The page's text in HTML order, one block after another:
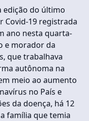
edição do último
Covid-19 registrada
ano nesta quarta-
e morador da
que trabalhava
autônoma na
meio ao aumento
no País e
da doença, há 12
família que temia